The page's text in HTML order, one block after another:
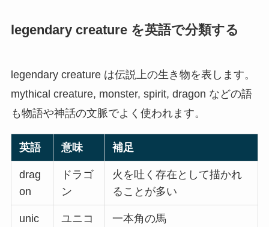
legendary creature を英語で分類する
legendary creature は伝説上の生き物を表します。
mythical creature, monster, spirit, dragon などの語
も物語や神話の文脈でよく使われます。
英語 意味 補足
drag
on
ドラゴ
ン
火を吐く存在として描かれ
ることが多い
unic
ユニコ
一本角の馬